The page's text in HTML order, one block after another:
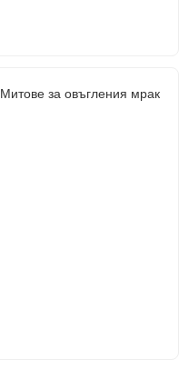
Митове за овъгления мрак